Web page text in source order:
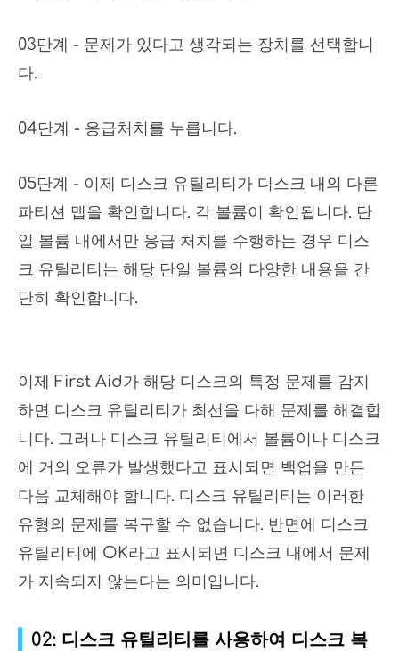
03단계 - 문제가 있다고 생각되는 장치를 선택합니
다.
04단계 - 응급처치를 누릅니다.
05단계 - 이제 디스크 유틸리티가 디스크 내의 다른
파티션 맵을 확인합니다. 각 볼륨이 확인됩니다. 단
일 볼륨 내에서만 응급 처치를 수행하는 경우 디스
크 유틸리티는 해당 단일 볼륨의 다양한 내용을 간
단히 확인합니다.
이제 First Aid가 해당 디스크의 특정 문제를 감지
하면 디스크 유틸리티가 최선을 다해 문제를 해결합
니다. 그러나 디스크 유틸리티에서 볼륨이나 디스크
에 거의 오류가 발생했다고 표시되면 백업을 만든
다음 교체해야 합니다. 디스크 유틸리티는 이러한
유형의 문제를 복구할 수 없습니다. 반면에 디스크
유틸리티에 OK라고 표시되면 디스크 내에서 문제
가 지속되지 않는다는 의미입니다.
02: 디스크 유틸리티를 사용하여 디스크 복